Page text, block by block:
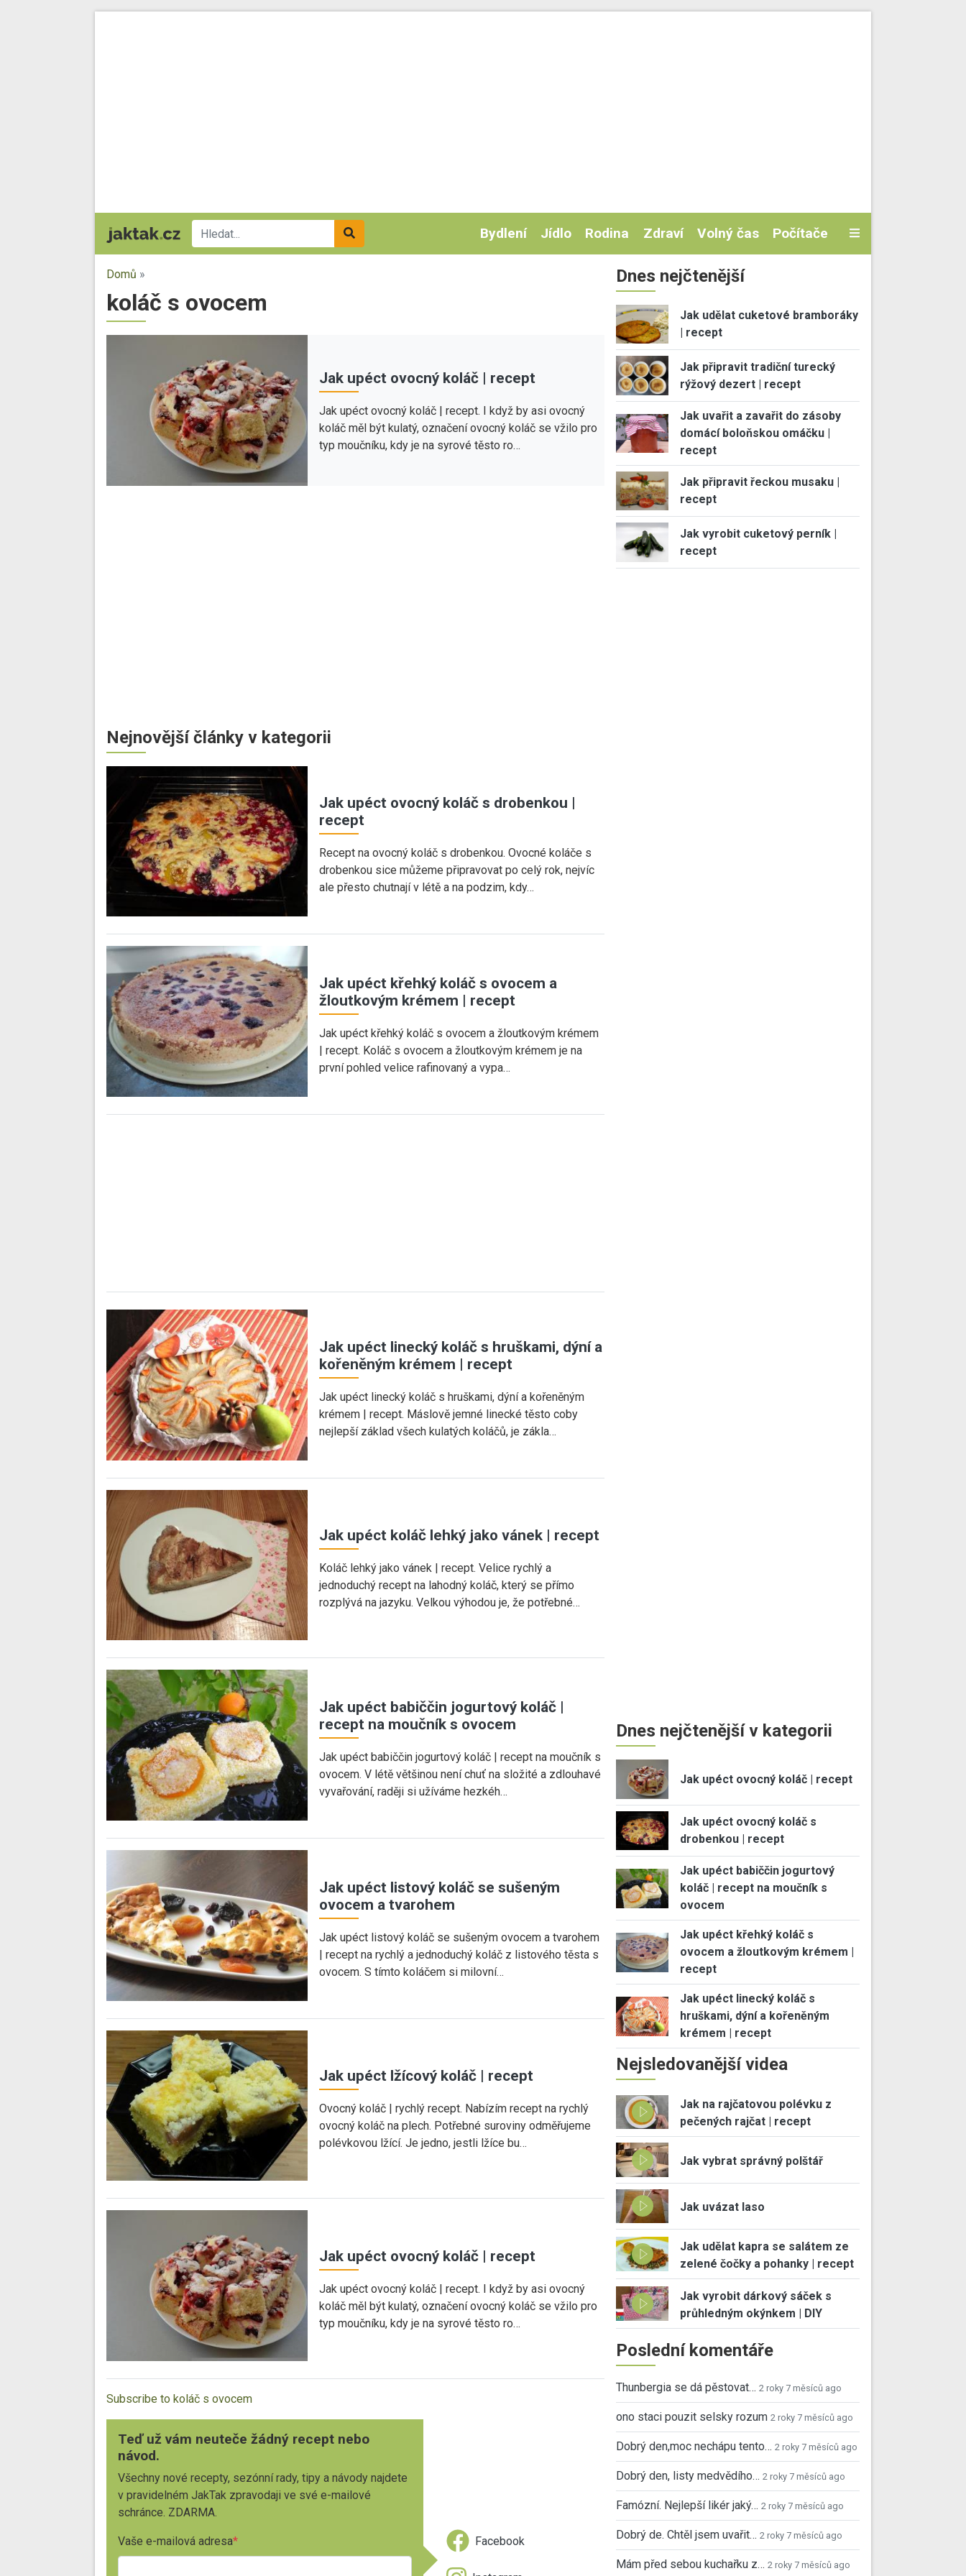
Bydlení Jídlo Rodina Zdraví Volný čas Počítače
Domů »
koláč s ovocem
Jak upéct ovocný koláč | recept
Jak upéct ovocný koláč | recept. I když by asi ovocný
koláč měl být kulatý, označení ovocný koláč se vžilo pro
typ moučníku, kdy je na syrové těsto ro…
Nejnovější články v kategorii
Jak upéct ovocný koláč s drobenkou |
recept
Recept na ovocný koláč s drobenkou. Ovocné koláče s
drobenkou sice můžeme připravovat po celý rok, nejvíc
ale přesto chutnají v létě a na podzim, kdy…
Jak upéct křehký koláč s ovocem a
žloutkovým krémem | recept
Jak upéct křehký koláč s ovocem a žloutkovým krémem
| recept. Koláč s ovocem a žloutkovým krémem je na
první pohled velice rafinovaný a vypa…
Jak upéct linecký koláč s hruškami, dýní a
kořeněným krémem | recept
Jak upéct linecký koláč s hruškami, dýní a kořeněným
krémem | recept. Máslově jemné linecké těsto coby
nejlepší základ všech kulatých koláčů, je zákla…
Jak upéct koláč lehký jako vánek | recept
Koláč lehký jako vánek | recept. Velice rychlý a
jednoduchý recept na lahodný koláč, který se přímo
rozplývá na jazyku. Velkou výhodou je, že potřebné…
Jak upéct babiččin jogurtový koláč |
recept na moučník s ovocem
Jak upéct babiččin jogurtový koláč | recept na moučník s
ovocem. V létě většinou není chuť na složité a zdlouhavé
vyvařování, raději si užíváme hezkéh…
Jak upéct listový koláč se sušeným
ovocem a tvarohem
Jak upéct listový koláč se sušeným ovocem a tvarohem
| recept na rychlý a jednoduchý koláč z listového těsta s
ovocem. S tímto koláčem si milovní…
Jak upéct lžícový koláč | recept
Ovocný koláč | rychlý recept. Nabízím recept na rychlý
ovocný koláč na plech. Potřebné suroviny odměřujeme
polévkovou lžící. Je jedno, jestli lžíce bu…
Jak upéct ovocný koláč | recept
Jak upéct ovocný koláč | recept. I když by asi ovocný
koláč měl být kulatý, označení ovocný koláč se vžilo pro
typ moučníku, kdy je na syrové těsto ro…
Subscribe to koláč s ovocem
Teď už vám neuteče žádný recept nebo
návod.
Všechny nové recepty, sezónní rady, tipy a návody najdete
v pravidelném JakTak zpravodaji ve své e-mailové
schránce. ZDARMA.
Vaše e-mailová adresa Facebook
Dnes nejčtenější
Jak udělat cuketové bramboráky
| recept
Jak připravit tradiční turecký
rýžový dezert | recept
Jak uvařit a zavařit do zásoby
domácí boloňskou omáčku |
recept
Jak připravit řeckou musaku |
recept
Jak vyrobit cuketový perník |
recept
Dnes nejčtenější v kategorii
Jak upéct ovocný koláč | recept
Jak upéct ovocný koláč s
drobenkou | recept
Jak upéct babiččin jogurtový
koláč | recept na moučník s
ovocem
Jak upéct křehký koláč s
ovocem a žloutkovým krémem |
recept
Jak upéct linecký koláč s
hruškami, dýní a kořeněným
krémem | recept
Nejsledovanější videa
Jak na rajčatovou polévku z
pečených rajčat | recept
Jak vybrat správný polštář
Jak uvázat laso
Jak udělat kapra se salátem ze
zelené čočky a pohanky | recept
Jak vyrobit dárkový sáček s
průhledným okýnkem | DIY
Poslední komentáře
Thunbergia se dá pěstovat… 2 roky 7 měsíců ago
ono staci pouzit selsky rozum 2 roky 7 měsíců ago
Dobrý den,moc nechápu tento… 2 roky 7 měsíců ago
Dobrý den, listy medvědího… 2 roky 7 měsíců ago
Famózní. Nejlepší likér jaký… 2 roky 7 měsíců ago
Dobrý de. Chtěl jsem uvařit… 2 roky 7 měsíců ago
Mám před sebou kuchařku z… 2 roky 7 měsíců ago